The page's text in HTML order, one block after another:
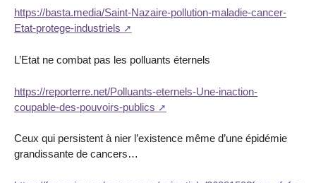
https://basta.media/Saint-Nazaire-pollution-maladie-cancer-
Etat-protege-industriels
L’Etat ne combat pas les polluants éternels
https://reporterre.net/Polluants-eternels-Une-inaction-
coupable-des-pouvoirs-publics
Ceux qui persistent à nier l’existence même d’une épidémie
grandissante de cancers…